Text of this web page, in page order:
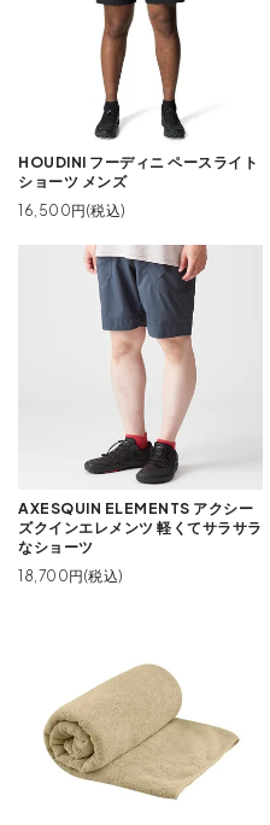
HOUDINI フーディニ ペースライト
ショーツ メンズ
16,500円(税込)
AXESQUIN ELEMENTS アクシー
ズクインエレメンツ 軽くてサラサラ
なショーツ
18,700円(税込)